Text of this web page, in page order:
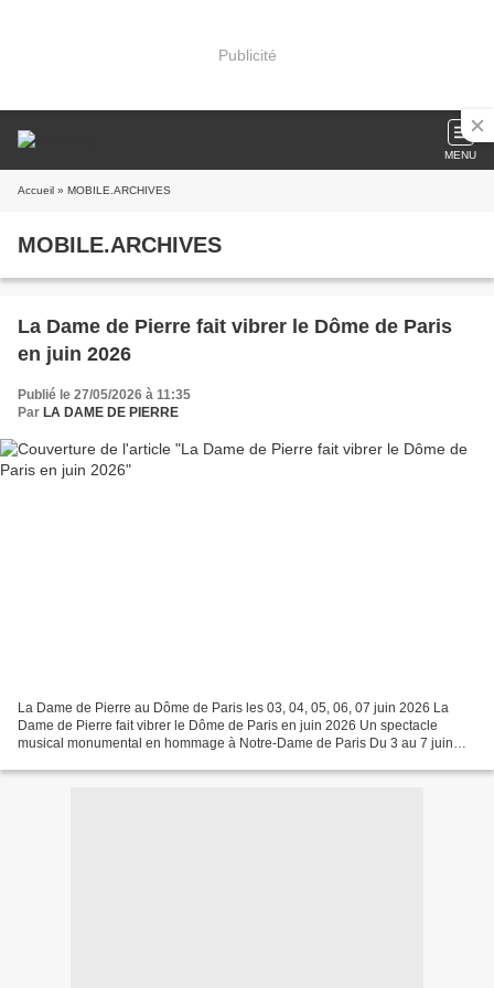
Publicité
MENU
Accueil » MOBILE.ARCHIVES
MOBILE.ARCHIVES
La Dame de Pierre fait vibrer le Dôme de Paris
en juin 2026
Publié le 27/05/2026 à 11:35
Par LA DAME DE PIERRE
La Dame de Pierre au Dôme de Paris les 03, 04, 05, 06, 07 juin 2026 La
Dame de Pierre fait vibrer le Dôme de Paris en juin 2026 Un spectacle
musical monumental en hommage à Notre-Dame de Paris Du 3 au 7 juin